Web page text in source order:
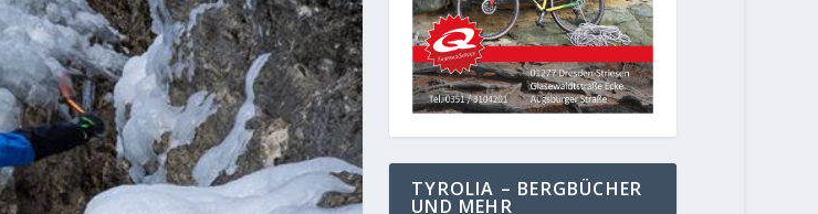
TYROLIA – BERGBÜCHER
UND MEHR